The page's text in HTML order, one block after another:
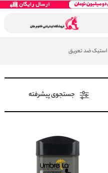
استیک ضد تعریق
جستجوی پیشرفته